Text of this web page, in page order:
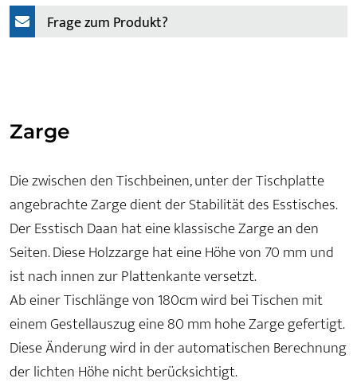
Frage zum Produkt?
Zarge
Die zwischen den Tischbeinen, unter der Tischplatte
angebrachte Zarge dient der Stabilität des Esstisches.
Der Esstisch Daan hat eine klassische Zarge an den
Seiten. Diese Holzzarge hat eine Höhe von 70 mm und
ist nach innen zur Plattenkante versetzt.
Ab einer Tischlänge von 180cm wird bei Tischen mit
einem Gestellauszug eine 80 mm hohe Zarge gefertigt.
Diese Änderung wird in der automatischen Berechnung
der lichten Höhe nicht berücksichtigt.